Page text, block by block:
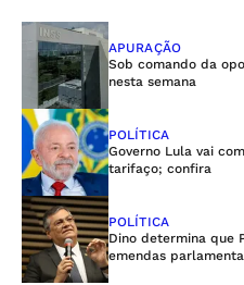
APURAÇÃO
Sob comando da
nesta semana
POLÍTICA
Governo Lula vai
tarifaço; confira
POLÍTICA
Dino determina que
emendas